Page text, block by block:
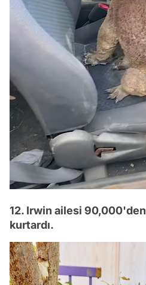
12. Irwin ailesi
kurtardı.